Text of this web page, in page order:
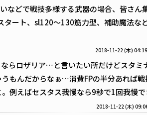
などで戦技多様する武器の場合、皆さん
タート、sl120～130筋力型、補助魔法な
2018-11-22 (木)
らロザリア…と言いたい所だけどスタミ
もんだからなぁ…消費FPの半分あれば
例えばセスタス我慢なら9秒で1回我慢で
2018-11-22 (木)